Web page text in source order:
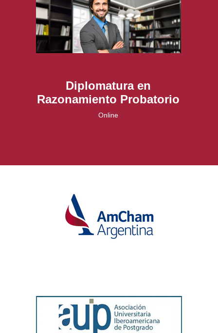
Diplomatura en
Razonamiento Probatorio
Online